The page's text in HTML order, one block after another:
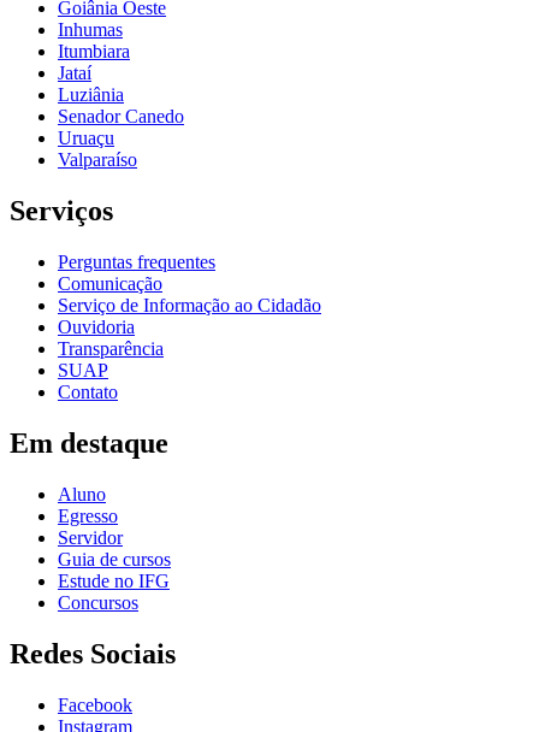
Goiânia Oeste
Inhumas
Itumbiara
Jataí
Luziânia
Senador Canedo
Uruaçu
Valparaíso
Serviços
Perguntas frequentes
Comunicação
Serviço de Informação ao Cidadão
Ouvidoria
Transparência
SUAP
Contato
Em destaque
Aluno
Egresso
Servidor
Guia de cursos
Estude no IFG
Concursos
Redes Sociais
Facebook
Instagram